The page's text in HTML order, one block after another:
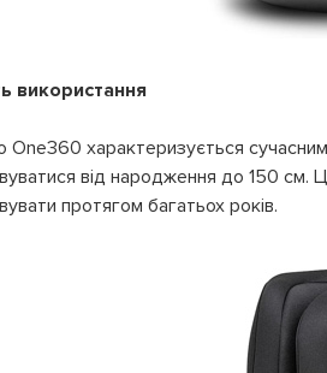
використання
One360 характеризується
від народження до 150 см.
протягом багатьох років.